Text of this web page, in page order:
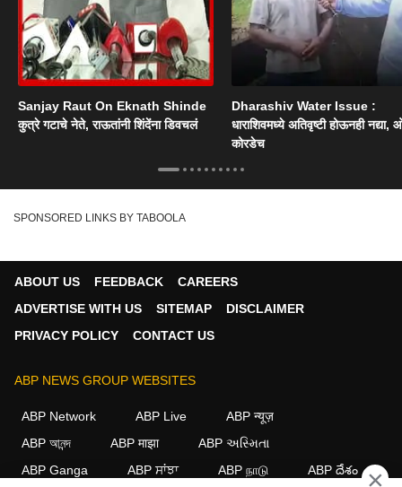
Sanjay Raut On Eknath Shinde
कुत्रे गटाचे नेते, राऊतांनी शिंदेंना डिवचलं
Dharashiv Water Issue :
धाराशिवमध्ये अतिवृष्टी होऊनही नद्या,
कोरडेच
SPONSORED LINKS BY TABOOLA
ABOUT US FEEDBACK
CAREERS
ADVERTISE WITH US
SITEMAP
DISCLAIMER
PRIVACY POLICY
CONTACT US
ABP NEWS GROUP WEBSITES
ABP Network ABP Live
ABP न्यूज़
ABP আনন্দ
ABP माझा
ABP અસ્મિતા
ABP Ganga
ABP ਸਾਂਝਾ ABP நாடு ABP దేశం ×